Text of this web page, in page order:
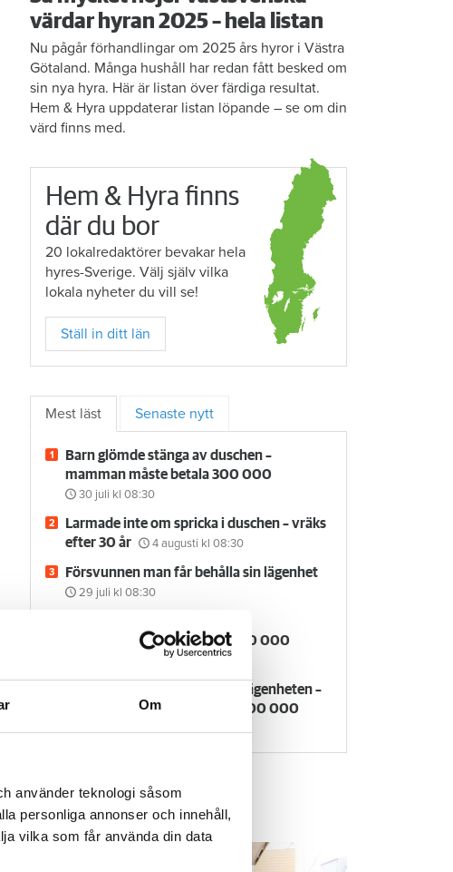
Om
använder teknologi såsom
personliga annonser och innehåll,
vilka som får använda din data
värdar hyran 2025 – hela listan
Nu pågår förhandlingar om 2025 års hyror i Västra
Götaland. Många hushåll har redan fått besked om
sin nya hyra. Här är listan över färdiga resultat.
Hem & Hyra uppdaterar listan löpande – se om din
värd finns med.
Hem & Hyra finns
där du bor
20 lokalredaktörer bevakar hela
hyres-Sverige. Välj själv vilka
lokala nyheter du vill se!
Ställ in ditt län
Mest läst Senaste nytt
Barn glömde stänga av duschen –
mamman måste betala 300 000
30 juli kl 08:30
Larmade inte om spricka i duschen – vräks
efter 30 år
4 augusti kl 08:30
Försvunnen man får behålla sin lägenhet
29 juli kl 08:30
vräkningsbeslut – får betala 50 000
Rökte inomhus och övergav lägenheten –
nu kräver värden honom på 100 000
Hem & Hyra TV